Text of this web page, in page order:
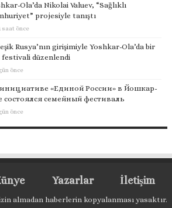
Ola’da Nikolai Valuev, “Sağlıklı
projesiyle tanıştı
saat önce
Rusya’nın girişimiyle Yoshkar-Ola’da bir
festivali düzenlendi
önce
«Единой России» в Йошкар-
состоялся семейный фестиваль
önce
Yazarlar İletişim
almadan haberlerin kopyalanması yasaktır.